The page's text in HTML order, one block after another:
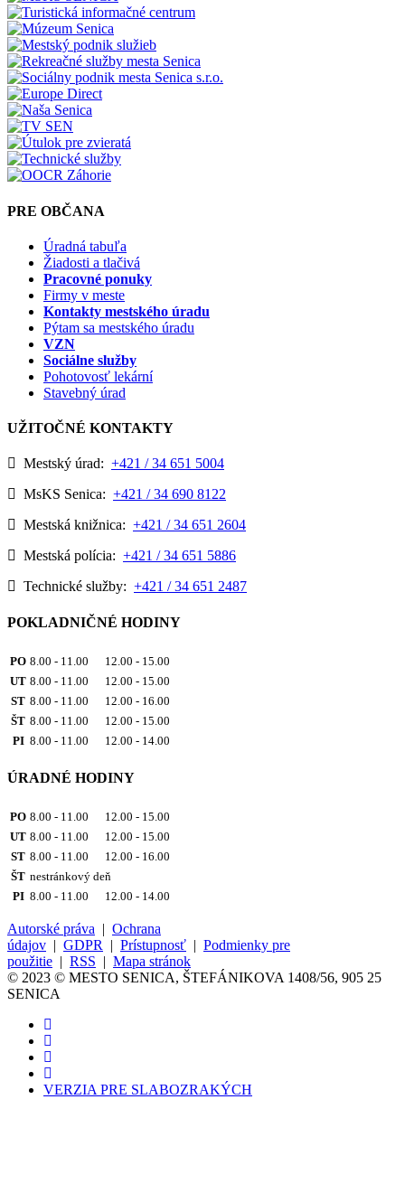
PRE OBČANA
Úradná tabuľa
Žiadosti a tlačivá
Pracovné ponuky
Firmy v meste
Kontakty mestského úradu
Pýtam sa mestského úradu
VZN
Sociálne služby
Pohotovosť lekární
Stavebný úrad
UŽITOČNÉ KONTAKTY
Mestský úrad: +421 / 34 651 5004
MsKS Senica: +421 / 34 690 8122
Mestská knižnica: +421 / 34 651 2604
Mestská polícia: +421 / 34 651 5886
Technické služby: +421 / 34 651 2487
POKLADNIČNÉ HODINY
PO 8.00 - 11.00 12.00 - 15.00
UT 8.00 - 11.00 12.00 - 15.00
ST 8.00 - 11.00 12.00 - 16.00
ŠT 8.00 - 11.00 12.00 - 15.00
PI 8.00 - 11.00 12.00 - 14.00
ÚRADNÉ HODINY
PO 8.00 - 11.00 12.00 - 15.00
UT 8.00 - 11.00 12.00 - 15.00
ST 8.00 - 11.00 12.00 - 16.00
ŠT nestránkový deň
PI 8.00 - 11.00 12.00 - 14.00
Autorské práva | Ochrana
údajov | GDPR | Prístupnosť | Podmienky pre
použitie | RSS | Mapa stránok
© 2023 © MESTO SENICA, ŠTEFÁNIKOVA 1408/56, 905 25
SENICA
VERZIA PRE SLABOZRAKÝCH